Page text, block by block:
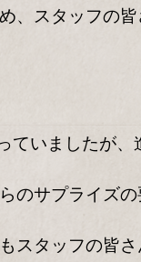
、スタッフの
ていましたが、
のサプライズ
スタッフの皆